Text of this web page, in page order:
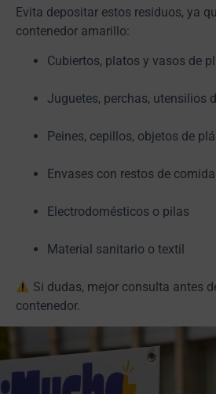
Evita depositar estos residuos, ya
contenedor amarillo:
Cubiertos, platos y vasos de
Juguetes, perchas, utensilios
Peines, cepillos, objetos de
Envases con restos de
Electrodomésticos o pilas
Material sanitario o textil
Si dudas, mejor consulta antes
contenedor.